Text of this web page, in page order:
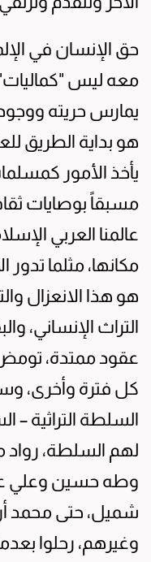
حق الإنسان في
معه ليس "كماليات"
يمارس حريته
هو بداية الطريق
يأخذ الأمور
مسبقاً بوصايات
عالمنا العربي
مكانها، مثلما تدور
هو هذا الانعزال
التراث الإنساني،
عقود ممتدة،
كل فترة وأخرى،
السلطة التراثية
لهم السلطة، رواد
وطه حسين وعلي
شميل، حتى محمد
وغيرهم، رحلوا